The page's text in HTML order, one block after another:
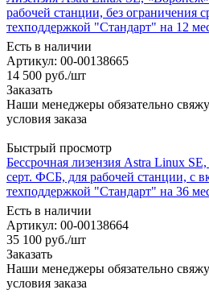
рабочей станции, без ограничения
техподдержкой "Стандарт" на 12
Есть в наличии
Артикул: 00-00138665
14 500 руб./шт
Заказать
Наши менеджеры обязательно
условия заказа
Быстрый просмотр
Бессрочная лизензия Astra Linux
серт. ФСБ, для рабочей станции, с
техподдержкой "Стандарт" на 36
Есть в наличии
Артикул: 00-00138664
35 100 руб./шт
Заказать
Наши менеджеры обязательно
условия заказа